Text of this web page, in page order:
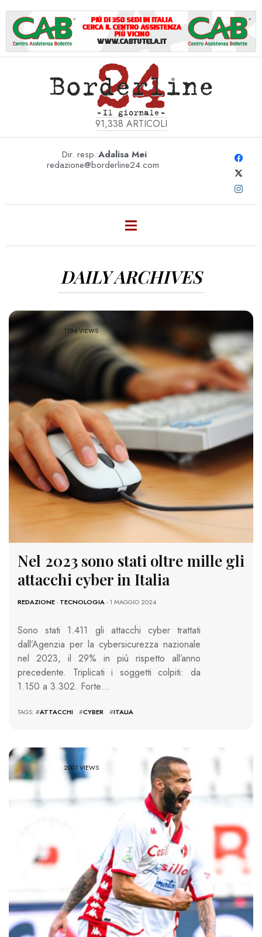
91,338 ARTICOLI
Dir. resp.:Adalisa Mei
redazione@borderline24.com
DAILY ARCHIVES
1184 VIEWS
Nel 2023 sono stati oltre mille gli
attacchi cyber in Italia
REDAZIONE-TECNOLOGIA- 1 MAGGIO 2024
Sono stati 1.411 gli attacchi cyber trattati
dall’Agenzia per la cybersicurezza nazionale
nel 2023, il 29% in più rispetto all’anno
precedente. Triplicati i soggetti colpiti: da
1.150 a 3.302. Forte…
TAGS: #ATTACCHI #CYBER #ITALIA
2001 VIEWS